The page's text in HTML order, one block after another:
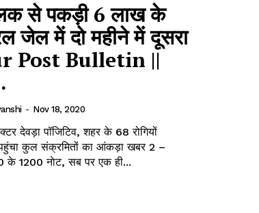
से पकड़ी 6 लाख के
जेल में दो महीने में दूसरा
Post Bulletin ||
- Nov 18, 2020
देवड़ा पॉजिटिव, शहर के 68 रोगियों
कुल संक्रमितों का आंकड़ा खबर 2 –
1200 नाेट, सब पर एक ही...